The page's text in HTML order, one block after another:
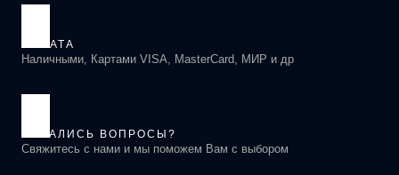
ОПЛАТА
Наличными, Картами VISA, MasterCard, МИР и др
ОСТАЛИСЬ ВОПРОСЫ?
Свяжитесь с нами и мы поможем Вам с выбором